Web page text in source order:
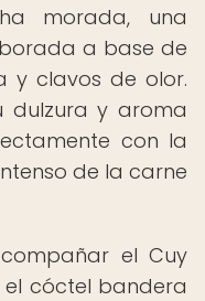
morada, una
a base de
y clavos de olor.
dulzura y aroma
con la
de la carne
el Cuy
cóctel bandera